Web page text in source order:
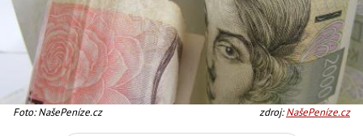
Foto: NašePeníze.cz zdroj:NašePeníze.cz